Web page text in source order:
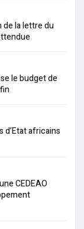
de la lettre du
le budget de
d’Etat africains
CEDEAO